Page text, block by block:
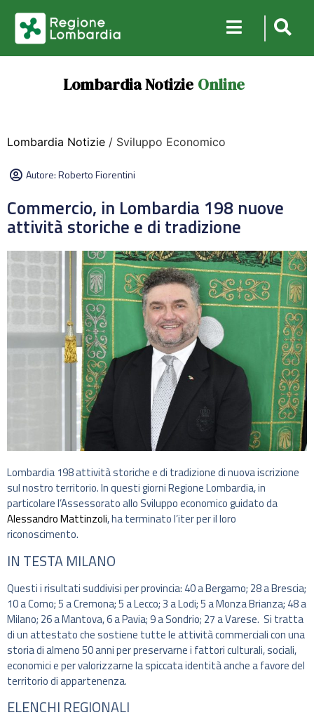
Lombardia Notizie Online
Lombardia Notizie / Sviluppo Economico
Autore:Roberto Fiorentini
Commercio, in Lombardia 198 nuove
attività storiche e di tradizione
Lombardia 198 attività storiche e di tradizione di nuova iscrizione
sul nostro territorio. In questi giorni Regione Lombardia, in
particolare l’Assessorato allo Sviluppo economico guidato da
Alessandro Mattinzoli, ha terminato l’iter per il loro
riconoscimento.
IN TESTA MILANO
Questi i risultati suddivisi per provincia: 40 a Bergamo; 28 a Brescia;
10 a Como; 5 a Cremona; 5 a Lecco; 3 a Lodi; 5 a Monza Brianza; 48 a
Milano; 26 a Mantova, 6 a Pavia; 9 a Sondrio; 27 a Varese. Si tratta
di un attestato che sostiene tutte le attività commerciali con una
storia di almeno 50 anni per preservarne i fattori culturali, sociali,
economici e per valorizzarne la spiccata identità anche a favore del
territorio di appartenenza.
ELENCHI REGIONALI